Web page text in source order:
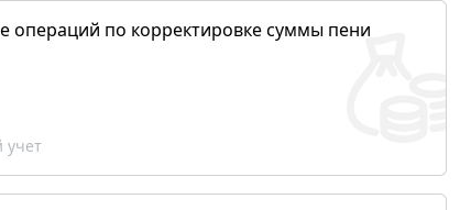
операций по корректировке суммы пени